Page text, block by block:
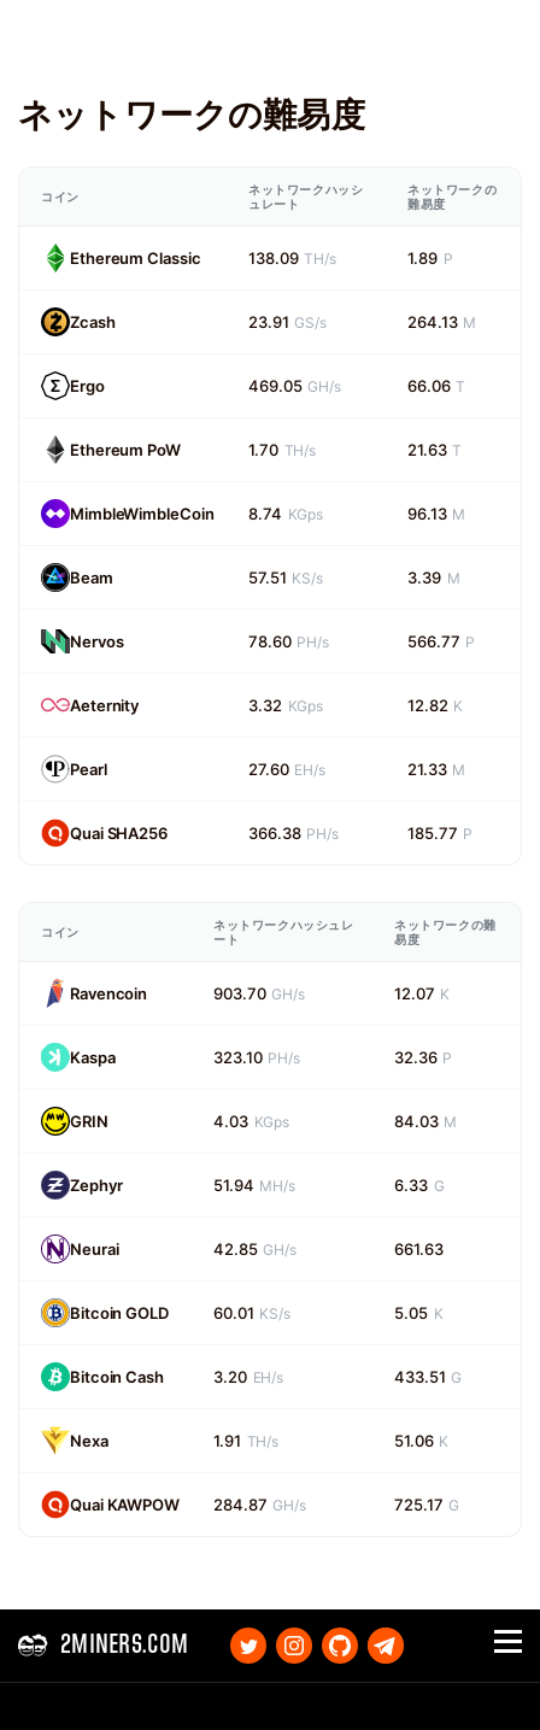
ネットワークの難易度
コイン
ネットワークハッシ
ュレート
ネットワークの
難易度
Ethereum Classic 138.09 TH/s 1.89 P
Zcash 23.91 GS/s 264.13 M
Ergo 469.05 GH/s 66.06 T
Ethereum PoW 1.70 TH/s 21.63 T
MimbleWimbleCoin 8.74 KGps 96.13 M
Beam 57.51 KS/s 3.39 M
Nervos 78.60 PH/s 566.77 P
Aeternity 3.32 KGps 12.82 K
Pearl 27.60 EH/s 21.33 M
Quai SHA256 366.38 PH/s 185.77 P
コイン
ネットワークハッシュレ
ート
ネットワークの難
易度
Ravencoin 903.70 GH/s 12.07 K
Kaspa 323.10 PH/s 32.36 P
GRIN 4.03 KGps 84.03 M
Zephyr 51.94 MH/s 6.33 G
Neurai 42.85 GH/s 661.63
Bitcoin GOLD 60.01 KS/s 5.05 K
Bitcoin Cash 3.20 EH/s 433.51 G
Nexa 1.91 TH/s 51.06 K
Quai KAWPOW 284.87 GH/s 725.17 G
2MINERS.COM